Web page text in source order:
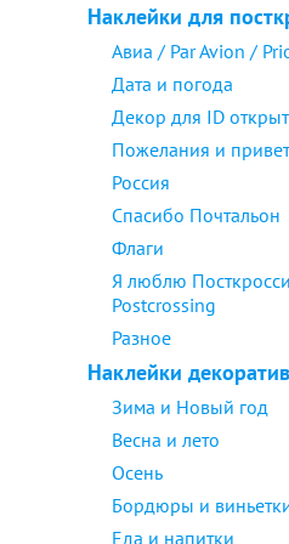
Наклейки для
Авиа / Par Avion /
Дата и погода
Декор для ID
Пожелания и
Россия
Спасибо Почтальон
Флаги
Я люблю
Postcrossing
Разное
Наклейки
Зима и Новый год
Весна и лето
Осень
Бордюры и
Еда и напитки